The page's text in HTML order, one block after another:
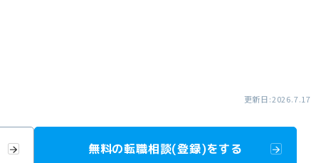
更新日:2026.7.17
無料の転職相談(登録)をする